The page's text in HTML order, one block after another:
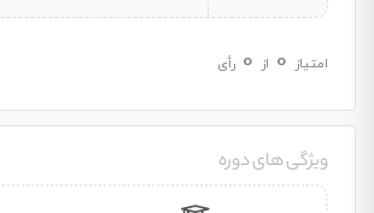
امتیاز 0 از 0 رأی
ویژگی های دوره